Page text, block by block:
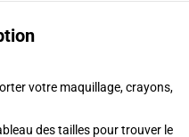
votre maquillage, crayons,
des tailles pour trouver le